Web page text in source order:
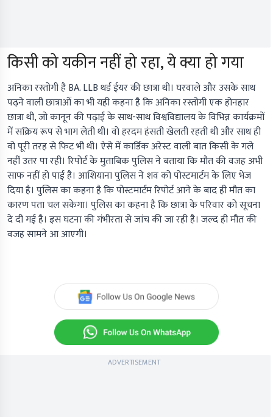
किसी को यकीन नहीं हो रहा, ये क्या हो गया
अनिका रस्तोगी है BA. LLB थर्ड ईयर की छात्रा थी। घरवाले और उसके साथ
पढ़ने वाली छात्राओं का भी यही कहना है कि अनिका रस्तोगी एक होनहार
छात्रा थी, जो कानून की पढ़ाई के साथ-साथ विश्वविद्यालय के विभिन्न कार्यक्रमों
में सक्रिय रूप से भाग लेती थी। वो हरदम हंसती खेलती रहती थी और साथ ही
वो पूरी तरह से फिट भी थी। ऐसे में कार्डिक अरेस्ट वाली बात किसी के गले
नहीं उतर पा रही। रिपोर्ट के मुताबिक पुलिस ने बताया कि मौत की वजह अभी
साफ नहीं हो पाई है। आशियाना पुलिस ने शव को पोस्टमार्टम के लिए भेज
दिया है। पुलिस का कहना है कि पोस्टमार्टम रिपोर्ट आने के बाद ही मौत का
कारण पता चल सकेगा। पुलिस का कहना है कि छात्रा के परिवार को सूचना
दे दी गई है। इस घटना की गंभीरता से जांच की जा रही है। जल्द ही मौत की
वजह सामने आ आएगी।
ADVERTISEMENT